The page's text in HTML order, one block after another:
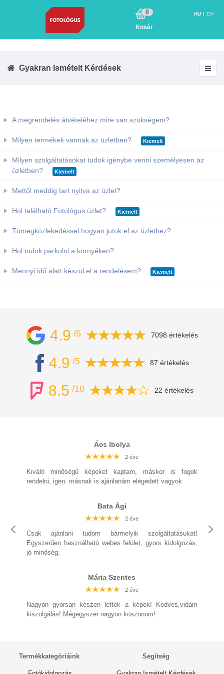
0
Kosár
HU EN
Gyakran Ismételt Kérdések
A megrendelés átvételéhez mire van szükségem?
Milyen termékek vannak az üzletben? Kiemelt
Milyen szolgáltatásokat tudok igénybe venni személyesen az
üzletben?
Kiemelt
Mettől meddig tart nyitva az üzlet?
Hol található Fotológus üzlet? Kiemelt
Tömegközlekedéssel hogyan jutok el az üzlethez?
Hol tudok parkolni a környéken?
Mennyi idő alatt készül el a rendelésem? Kiemelt
4.9 /5 7098 értékelés
4.9 /5 87 értékelés
8.5 /10 22 értékelés
Ács Ibolya
2 éve
Kiváló minőségű képeket kaptam, máskor is fogok
rendelni, igen. másnak is ajánlanám elégedett vagyok
Bata Ági
2 éve
Csak ajánlani tudom bármelyik szolgáltatásukat!
Egyszerűen használható webes felület, gyors kidolgozás,
jó minőség.
Mária Szentes
2 éve
Nagyon gyorsan készen lettek a képek! Kedves,vidam
kiszolgálás! Mégegyszer nagyon köszönöm!
2 éve
2 éve
2 éve
2 éve
2 éve
2 éve
2 éve
2 éve
2 éve
2 éve
2 éve
2 éve
Termékkategóriáink Segítség